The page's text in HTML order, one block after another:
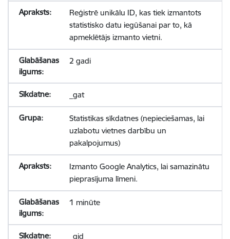
Reģistrē unikālu ID, kas tiek izmantots
statistisko datu iegūšanai par to, kā
apmeklētājs izmanto vietni.
2 gadi
_gat
Statistikas sīkdatnes (nepieciešamas, lai
uzlabotu vietnes darbību un
pakalpojumus)
Izmanto Google Analytics, lai samazinātu
pieprasījuma līmeni.
1 minūte
_gid